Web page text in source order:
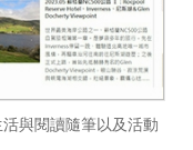
與閱讀隨筆以及活動